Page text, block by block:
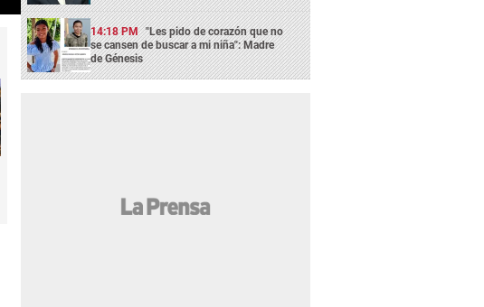
14:18 PM "Les pido de corazón que no
se cansen de buscar a mi niña": Madre
de Génesis